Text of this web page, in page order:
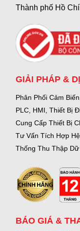
Thành phố Hồ
GIẢI PHÁP &
Phân Phối Cảm
PLC, HMI, Thiết Bị
Cung Cấp Thiết Bị
Tư Vấn Tích Hợp
Thống Thu Thập Dữ
BÁO GIÁ &